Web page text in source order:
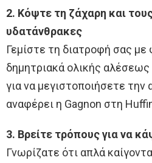
2. Κόψτε τη ζάχαρη και
υδατάνθρακες
Γεμίστε τη διατροφή σας με
δημητριακά ολικής
για να μεγιστοποιήσετε
αναφέρει η Gagnon στη
3. Βρείτε τρόπους για να
Γνωρίζατε ότι απλά